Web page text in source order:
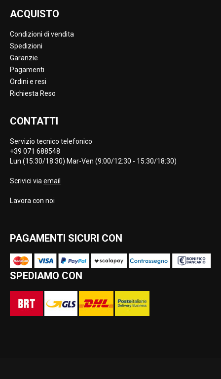
ACQUISTO
Condizioni di vendita
Spedizioni
Garanzie
Pagamenti
Ordini e resi
Richiesta Reso
CONTATTI
Servizio tecnico telefonico
+39 071 688548
Lun (15:30/18:30) Mar-Ven (9:00/12:30 - 15:30/18:30)
Scrivici via email
Lavora con noi
PAGAMENTI SICURI CON
SPEDIAMO CON